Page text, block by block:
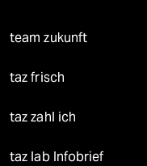
team zukunft
taz frisch
taz zahl ich
taz lab Infobrief